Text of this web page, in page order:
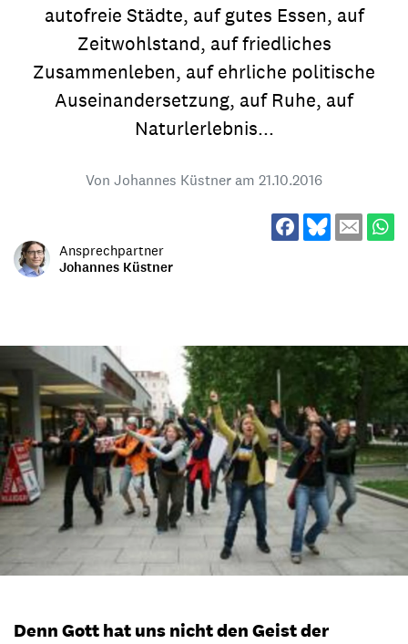
autofreie Städte, auf gutes Essen, auf
Zeitwohlstand, auf friedliches
Zusammenleben, auf ehrliche politische
Auseinandersetzung, auf Ruhe, auf
Naturlerlebnis...
Von Johannes Küstner am 21.10.2016
Ansprechpartner
Johannes Küstner
Denn Gott hat uns nicht den Geist der